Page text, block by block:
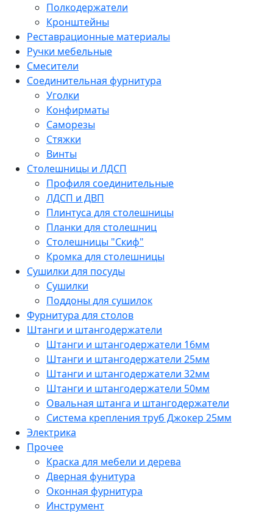
Полкодержатели
Кронштейны
Реставрационные материалы
Ручки мебельные
Смесители
Соединительная фурнитура
Уголки
Конфирматы
Саморезы
Стяжки
Винты
Столешницы и ЛДСП
Профиля соединительные
ЛДСП и ДВП
Плинтуса для столешницы
Планки для столешниц
Столешницы "Скиф"
Кромка для столешницы
Сушилки для посуды
Сушилки
Поддоны для сушилок
Фурнитура для столов
Штанги и штангодержатели
Штанги и штангодержатели 16мм
Штанги и штангодержатели 25мм
Штанги и штангодержатели 32мм
Штанги и штангодержатели 50мм
Овальная штанга и штангодержатели
Система крепления труб Джокер 25мм
Электрика
Прочее
Краска для мебели и дерева
Дверная фунитура
Оконная фурнитура
Инструмент